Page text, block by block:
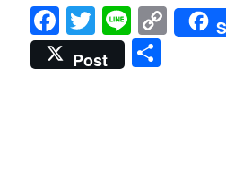
Facebook
Twitter
Line
Link
Post